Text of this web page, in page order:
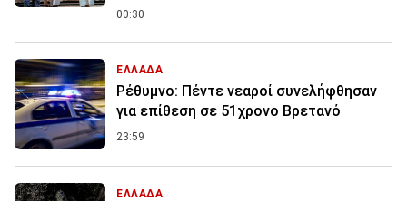
00:30
ΕΛΛΑΔΑ
Ρέθυμνο: Πέντε νεαροί συνελήφθησαν
για επίθεση σε 51χρονο Βρετανό
23:59
ΕΛΛΑΔΑ